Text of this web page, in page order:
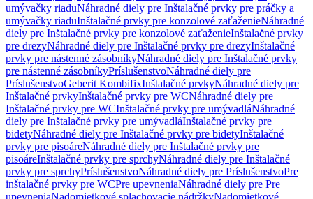
umývačky riaduNáhradné diely pre Inštalačné prvky pre práčky a
umývačky riaduInštalačné prvky pre konzolové zaťaženieNáhradné
diely pre Inštalačné prvky pre konzolové zaťaženieInštalačné prvky
pre drezyNáhradné diely pre Inštalačné prvky pre drezyInštalačné
prvky pre nástenné zásobníkyNáhradné diely pre Inštalačné prvky
pre nástenné zásobníkyPríslušenstvoNáhradné diely pre
PríslušenstvoGeberit KombifixInštalačné prvkyNáhradné diely pre
Inštalačné prvkyInštalačné prvky pre WCNáhradné diely pre
Inštalačné prvky pre WCInštalačné prvky pre umývadláNáhradné
diely pre Inštalačné prvky pre umývadláInštalačné prvky pre
bidetyNáhradné diely pre Inštalačné prvky pre bidetyInštalačné
prvky pre pisoáreNáhradné diely pre Inštalačné prvky pre
pisoáreInštalačné prvky pre sprchyNáhradné diely pre Inštalačné
prvky pre sprchyPríslušenstvoNáhradné diely pre PríslušenstvoPre
inštalačné prvky pre WCPre upevneniaNáhradné diely pre Pre
upevneniaNadomietkové splachovacie nádržkyNadomietkové